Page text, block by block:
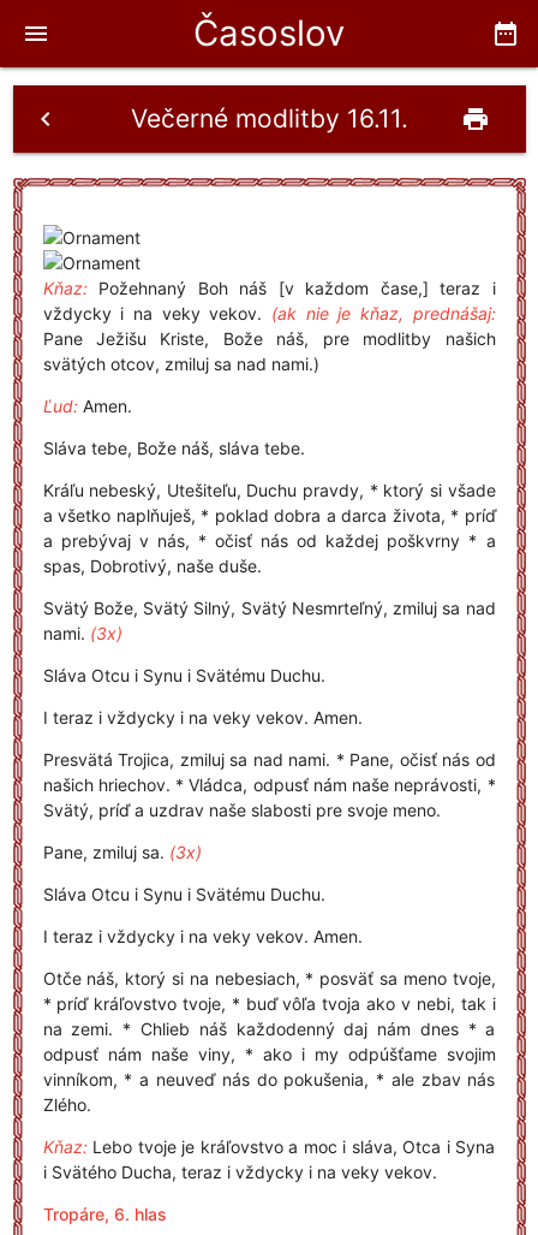
Časoslov date_range
menu
Večerné modlitby 16.11.
chevron_left print
Kňaz:Požehnaný Boh náš [v každom čase,] teraz i
vždycky i na veky vekov. (ak nie je kňaz, prednášaj:
Pane Ježišu Kriste, Bože náš, pre modlitby našich
svätých otcov, zmiluj sa nad nami.)
Ľud:Amen.
Sláva tebe, Bože náš, sláva tebe.
Kráľu nebeský, Utešiteľu, Duchu pravdy, * ktorý si všade
a všetko naplňuješ, * poklad dobra a darca života, * príď
a prebývaj v nás, * očisť nás od každej poškvrny * a
spas, Dobrotivý, naše duše.
Svätý Bože, Svätý Silný, Svätý Nesmrteľný, zmiluj sa nad
nami. (3x)
Sláva Otcu i Synu i Svätému Duchu.
I teraz i vždycky i na veky vekov. Amen.
Presvätá Trojica, zmiluj sa nad nami. * Pane, očisť nás od
našich hriechov. * Vládca, odpusť nám naše neprávosti, *
Svätý, príď a uzdrav naše slabosti pre svoje meno.
Pane, zmiluj sa. (3x)
Sláva Otcu i Synu i Svätému Duchu.
I teraz i vždycky i na veky vekov. Amen.
Otče náš, ktorý si na nebesiach, * posväť sa meno tvoje,
* príď kráľovstvo tvoje, * buď vôľa tvoja ako v nebi, tak i
na zemi. * Chlieb náš každodenný daj nám dnes * a
odpusť nám naše viny, * ako i my odpúšťame svojim
vinníkom, * a neuveď nás do pokušenia, * ale zbav nás
Zlého.
Kňaz:Lebo tvoje je kráľovstvo a moc i sláva, Otca i Syna
i Svätého Ducha, teraz i vždycky i na veky vekov.
Tropáre, 6. hlas